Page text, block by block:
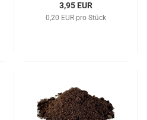
3,95 EUR
0,20 EUR pro Stück